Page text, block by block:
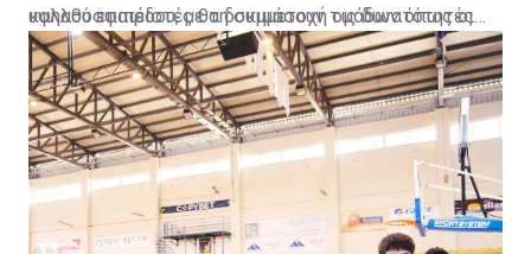
υψηλού επιπέδου, με τη συμμετοχή ομάδων όπως οι
Žalgiris Kaunas Basketball Academy,Panathinaikos
BC Academy,VKKM Neptūnas Basketball Academy,
Petrolina AEK LarnacaκαιChalkanor Suns
Basketball Academy.
καλαθοσφαιριστές θα δοκιμάσουν τις δυνατότητές
τους απέναντι σε διεθνή ανταγωνισμό, αποκτώντας
πολύτιμες εμπειρίες και αναπτύσσοντας το άθλημα
της καλαθοσφαίρισης στην Κύπρο.